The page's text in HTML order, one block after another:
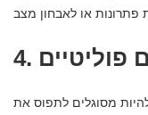
פוליטיים
להיות מסוגלים לתפוס את